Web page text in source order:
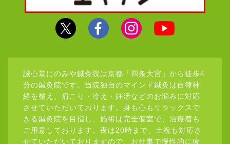
誠心堂にのみや鍼灸院は京都「四条大宮」から徒歩4
分の鍼灸院です。当院独自のマインド鍼灸は自律神
経を整え、肩こり・冷え・妊活などのお悩みに対応
させていただいております。身も心もリラックスで
きる鍼灸院を目指し、施術は完全個室で、治療着も
ご用意しております。夜は20時まで、土祝も対応さ
せていただいておりますので、お仕事で慢性的に疲